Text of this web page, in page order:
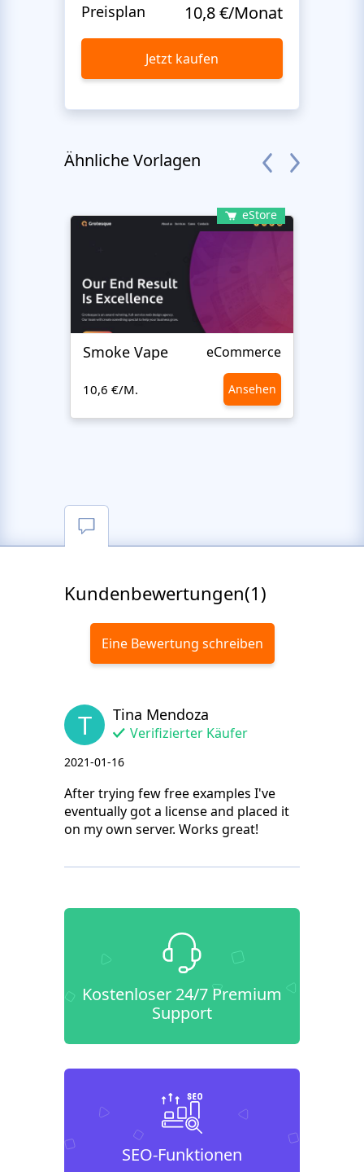
Preisplan 10,8 €/Monat
Jetzt kaufen
Ähnliche Vorlagen
eStore
Smoke Vape eCommerce
10,6 €/M. Ansehen
Kundenbewertungen(1)
Eine Bewertung schreiben
T Tina Mendoza
Verifizierter Käufer
2021-01-16
After trying few free examples I've
eventually got a license and placed it
on my own server. Works great!
Kostenloser 24/7 Premium
Support
SEO-Funktionen